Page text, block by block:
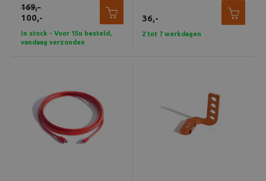
100,-
169,-
In stock - Voor 15u besteld,
vandaag verzonden
36,-
2 tot 7 werkdagen